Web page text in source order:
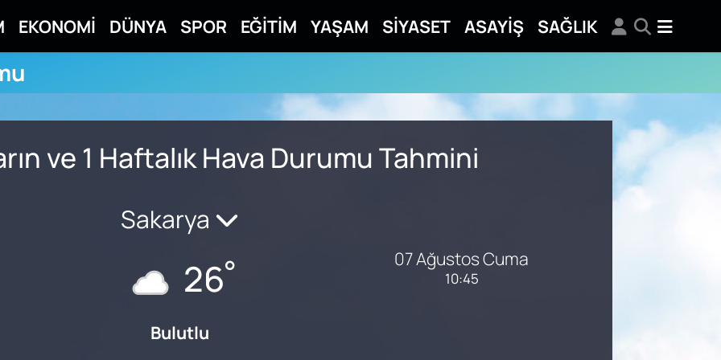
EKONOMİ DÜNYA SPOR EĞİTİM YAŞAM SİYASET ASAYİŞ SAĞLIK
ve 1 Haftalık Hava Durumu Tahmini
Sakarya
26°
Bulutlu
07 Ağustos Cuma
10:45